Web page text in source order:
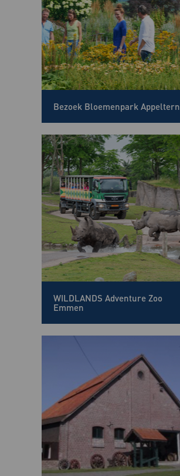
Bezoek Bloemenpark Appeltern
WILDLANDS Adventure Zoo
Emmen